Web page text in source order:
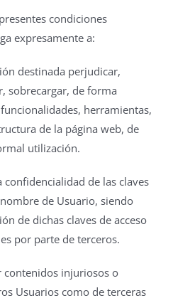
condiciones
expresamente a:
destinada perjudicar,
sobrecargar, de forma
herramientas,
de la página web, de
utilización.
de las claves
de Usuario, siendo
de dichas claves de acceso
por parte de terceros.
injuriosos o
Usuarios como de terceras